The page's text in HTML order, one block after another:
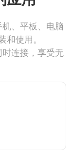
、平板、电脑
使用。
连接，享受无